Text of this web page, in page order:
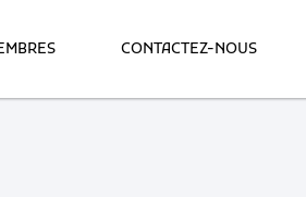
CONTACTEZ-NOUS